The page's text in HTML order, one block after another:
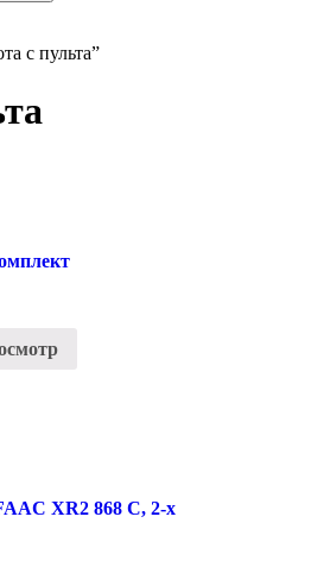
с пульта”
XR2 868 C, 2-х